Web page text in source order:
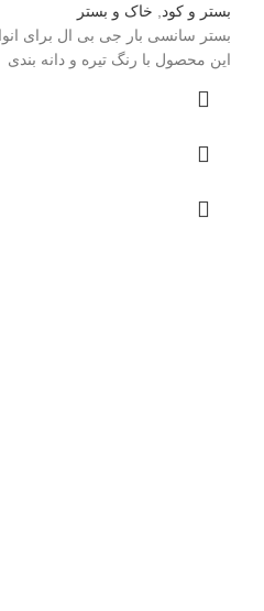
بستر و کود
خاک و بستر
بستر سانسی بار جی بی ال برای
این محصول با رنگ تیره و دانه بندی